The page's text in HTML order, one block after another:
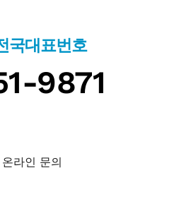
국대표번호
9871
온라인 문의